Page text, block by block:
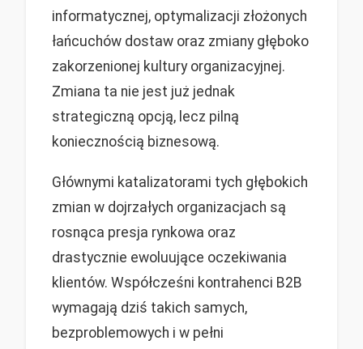
informatycznej, optymalizacji złożonych
łańcuchów dostaw oraz zmiany głęboko
zakorzenionej kultury organizacyjnej.
Zmiana ta nie jest już jednak
strategiczną opcją, lecz pilną
koniecznością biznesową.
Głównymi katalizatorami tych głębokich
zmian w dojrzałych organizacjach są
rosnąca presja rynkowa oraz
drastycznie ewoluujące oczekiwania
klientów. Współcześni kontrahenci B2B
wymagają dziś takich samych,
bezproblemowych i w pełni